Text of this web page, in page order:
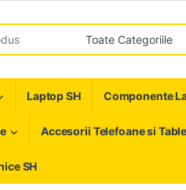
Laptop SH Componente
Accesorii Telefoane si
SH